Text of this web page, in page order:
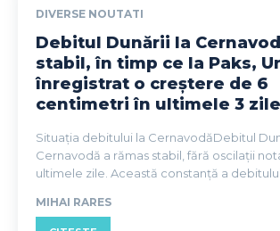
DIVERSE NOUTATI
Debitul Dunării la
stabil, în timp ce la Paks,
înregistrat o creștere de 6
centimetri în ultimele 3
Situația debitului la CernavodăDebitul
Cernavodă a rămas stabil, fără oscilații
ultimele zile. Această constanță a
MIHAI RARES